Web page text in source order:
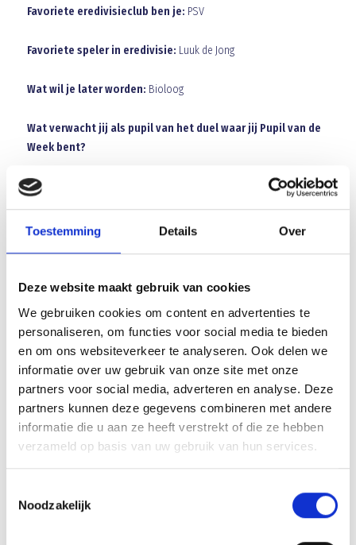
Toestemming Details Over
Deze website maakt gebruik van cookies
We gebruiken cookies om content en advertenties te
personaliseren, om functies voor social media te bieden
en om ons websiteverkeer te analyseren. Ook delen we
informatie over uw gebruik van onze site met onze
partners voor social media, adverteren en analyse. Deze
partners kunnen deze gegevens combineren met andere
informatie die u aan ze heeft verstrekt of die ze hebben
verzameld op basis van uw gebruik van hun services.
Noodzakelijk
Favoriete eredivisieclub ben je: PSV
Favoriete speler in eredivisie: Luuk de Jong
Wat wil je later worden: Bioloog
Wat verwacht jij als pupil van het duel waar jij Pupil van de
Week bent?
3-2 voor Blauw Geel
Gijs,
te zijn bij ons vaandelteam tegenGroene Ster. Natuurlijk zijn ook
om13:15 uurverwacht op ons sportpark waar jij je dan moet
melden bij de businessclub.